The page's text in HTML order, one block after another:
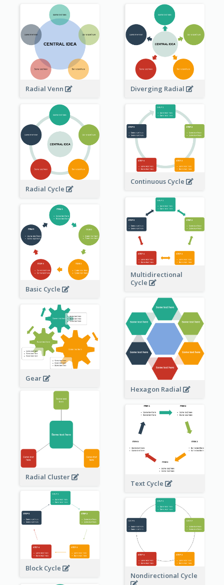
Radial Venn Diverging Radial
Radial Cycle
Continuous Cycle
Multidirectional
Cycle
Basic Cycle
Hexagon Radial
Gear
Radial Cluster
Text Cycle
Block Cycle
Nondirectional Cycle